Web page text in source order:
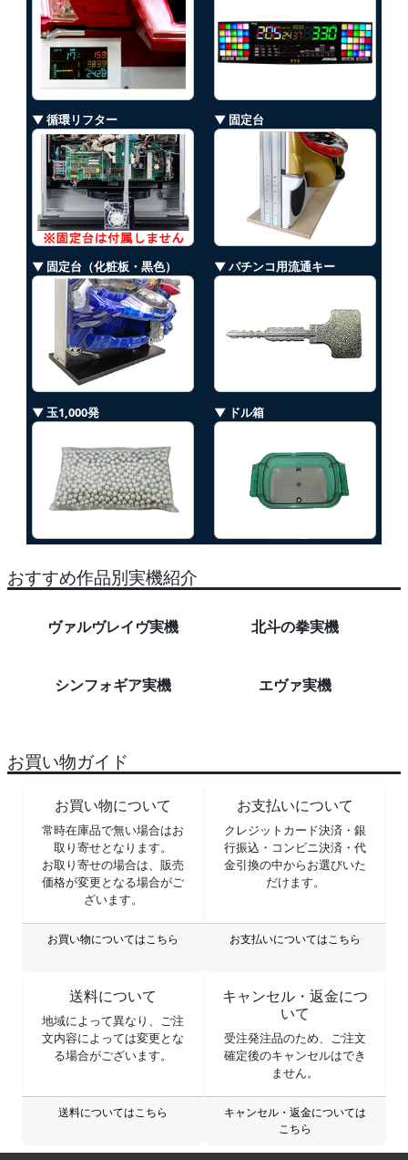
▼ 循環リフター ▼ 固定台
▼ 固定台（化粧板・黒色） ▼ パチンコ用流通キー
▼ 玉1,000発 ▼ ドル箱
おすすめ作品別実機紹介
ヴァルヴレイヴ実機 北斗の拳実機
シンフォギア実機 エヴァ実機
お買い物ガイド
お買い物について
常時在庫品で無い場合はお
取り寄せとなります。
お取り寄せの場合は、販売
価格が変更となる場合がご
ざいます。
お買い物についてはこちら
お支払いについて
クレジットカード決済・銀
行振込・コンビニ決済・代
金引換の中からお選びいた
だけます。
お支払いについてはこちら
送料について
地域によって異なり、ご注
文内容によっては変更とな
る場合がございます。
送料についてはこちら
キャンセル・返金につ
いて
受注発注品のため、ご注文
確定後のキャンセルはでき
ません。
キャンセル・返金については
こちら